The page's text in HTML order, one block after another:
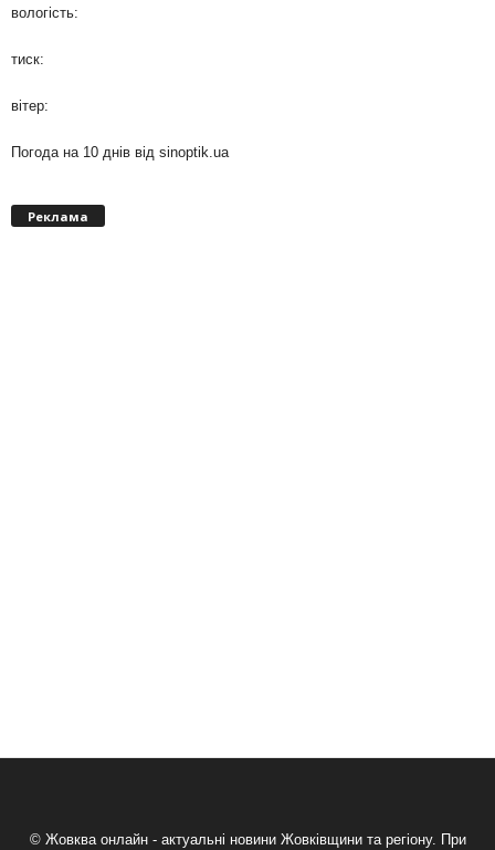
вологість:
тиск:
вітер:
Погода на 10 днів від sinoptik.ua
Реклама
© Жовква онлайн - актуальні новини Жовківщини та регіону. При